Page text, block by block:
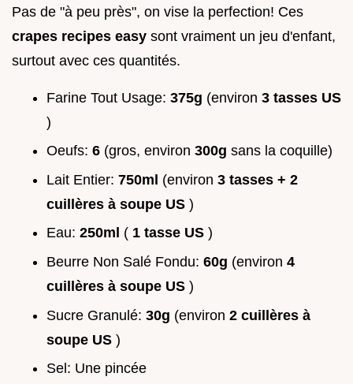
Pas de "à peu près", on vise la perfection! Ces
crapes recipes easy sont vraiment un jeu d'enfant,
surtout avec ces quantités.
Farine Tout Usage: 375g (environ 3 tasses US
)
Oeufs: 6 (gros, environ 300g sans la coquille)
Lait Entier: 750ml (environ 3 tasses + 2
cuillères à soupe US )
Eau: 250ml ( 1 tasse US )
Beurre Non Salé Fondu: 60g (environ 4
cuillères à soupe US )
Sucre Granulé: 30g (environ 2 cuillères à
soupe US )
Sel: Une pincée